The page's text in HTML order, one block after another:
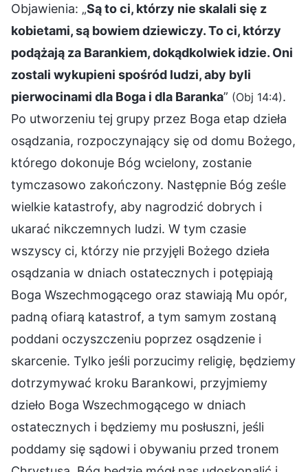
Objawienia: „Są to ci, którzy nie skalali się z
kobietami, są bowiem dziewiczy. To ci, którzy
podążają za Barankiem, dokądkolwiek idzie. Oni
zostali wykupieni spośród ludzi, aby byli
pierwocinami dla Boga i dla Baranka” (Obj 14:4).
Po utworzeniu tej grupy przez Boga etap dzieła
osądzania, rozpoczynający się od domu Bożego,
którego dokonuje Bóg wcielony, zostanie
tymczasowo zakończony. Następnie Bóg ześle
wielkie katastrofy, aby nagrodzić dobrych i
ukarać nikczemnych ludzi. W tym czasie
wszyscy ci, którzy nie przyjęli Bożego dzieła
osądzania w dniach ostatecznych i potępiają
Boga Wszechmogącego oraz stawiają Mu opór,
padną ofiarą katastrof, a tym samym zostaną
poddani oczyszczeniu poprzez osądzenie i
skarcenie. Tylko jeśli porzucimy religię, będziemy
dotrzymywać kroku Barankowi, przyjmiemy
dzieło Boga Wszechmogącego w dniach
ostatecznych i będziemy mu posłuszni, jeśli
poddamy się sądowi i obywaniu przed tronem